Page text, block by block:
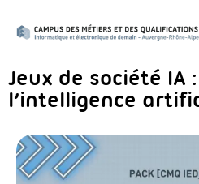
Jeux de société IA
l’intelligence